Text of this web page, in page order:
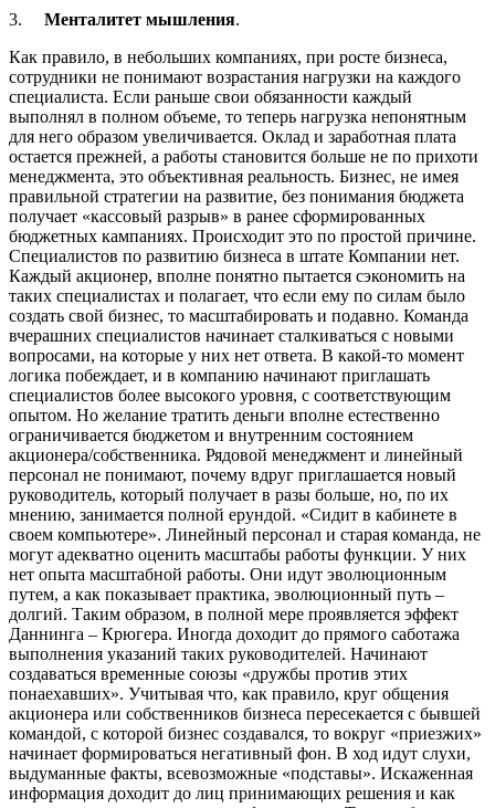
3. Менталитет мышления.
Как правило, в небольших компаниях, при росте бизнеса,
сотрудники не понимают возрастания нагрузки на каждого
специалиста. Если раньше свои обязанности каждый
выполнял в полном объеме, то теперь нагрузка непонятным
для него образом увеличивается. Оклад и заработная плата
остается прежней, а работы становится больше не по прихоти
менеджмента, это объективная реальность. Бизнес, не имея
правильной стратегии на развитие, без понимания бюджета
получает «кассовый разрыв» в ранее сформированных
бюджетных кампаниях. Происходит это по простой причине.
Специалистов по развитию бизнеса в штате Компании нет.
Каждый акционер, вполне понятно пытается сэкономить на
таких специалистах и полагает, что если ему по силам было
создать свой бизнес, то масштабировать и подавно. Команда
вчерашних специалистов начинает сталкиваться с новыми
вопросами, на которые у них нет ответа. В какой-то момент
логика побеждает, и в компанию начинают приглашать
специалистов более высокого уровня, с соответствующим
опытом. Но желание тратить деньги вполне естественно
ограничивается бюджетом и внутренним состоянием
акционера/собственника. Рядовой менеджмент и линейный
персонал не понимают, почему вдруг приглашается новый
руководитель, который получает в разы больше, но, по их
мнению, занимается полной ерундой. «Сидит в кабинете в
своем компьютере». Линейный персонал и старая команда, не
могут адекватно оценить масштабы работы функции. У них
нет опыта масштабной работы. Они идут эволюционным
путем, а как показывает практика, эволюционный путь –
долгий. Таким образом, в полной мере проявляется эффект
Даннинга – Крюгера. Иногда доходит до прямого саботажа
выполнения указаний таких руководителей. Начинают
создаваться временные союзы «дружбы против этих
понаехавших». Учитывая что, как правило, круг общения
акционера или собственников бизнеса пересекается с бывшей
командой, с которой бизнес создавался, то вокруг «приезжих»
начинает формироваться негативный фон. В ход идут слухи,
выдуманные факты, всевозможные «подставы». Искаженная
информация доходит до лиц принимающих решения и как